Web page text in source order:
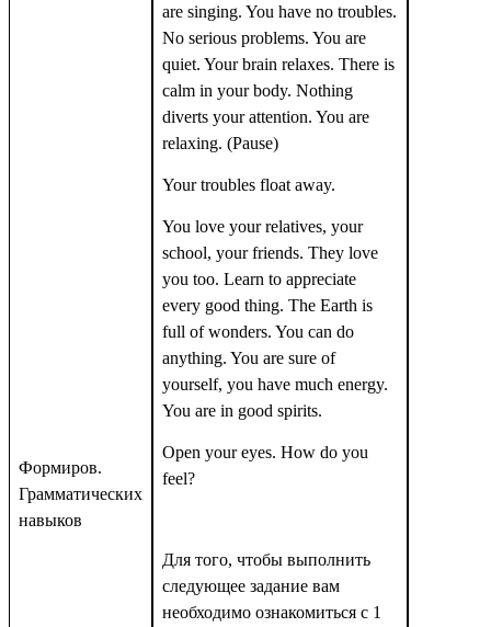
Формиров.
Грамматических
навыков
are singing. You have no troubles.
No serious problems. You are
quiet. Your brain relaxes. There is
calm in your body. Nothing
diverts your attention. You are
relaxing. (Pause)
Your troubles float away.
You love your relatives, your
school, your friends. They love
you too. Learn to appreciate
every good thing. The Earth is
full of wonders. You can do
anything. You are sure of
yourself, you have much energy.
You are in good spirits.
Open your eyes. How do you
feel?
Для того, чтобы выполнить
следующее задание вам
необходимо ознакомиться с 1